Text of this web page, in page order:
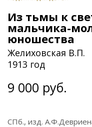
Из тьмы к
мальчика-
юношества
Желиховская В.П.
1913 год
9 000 руб.
СПб., изд.